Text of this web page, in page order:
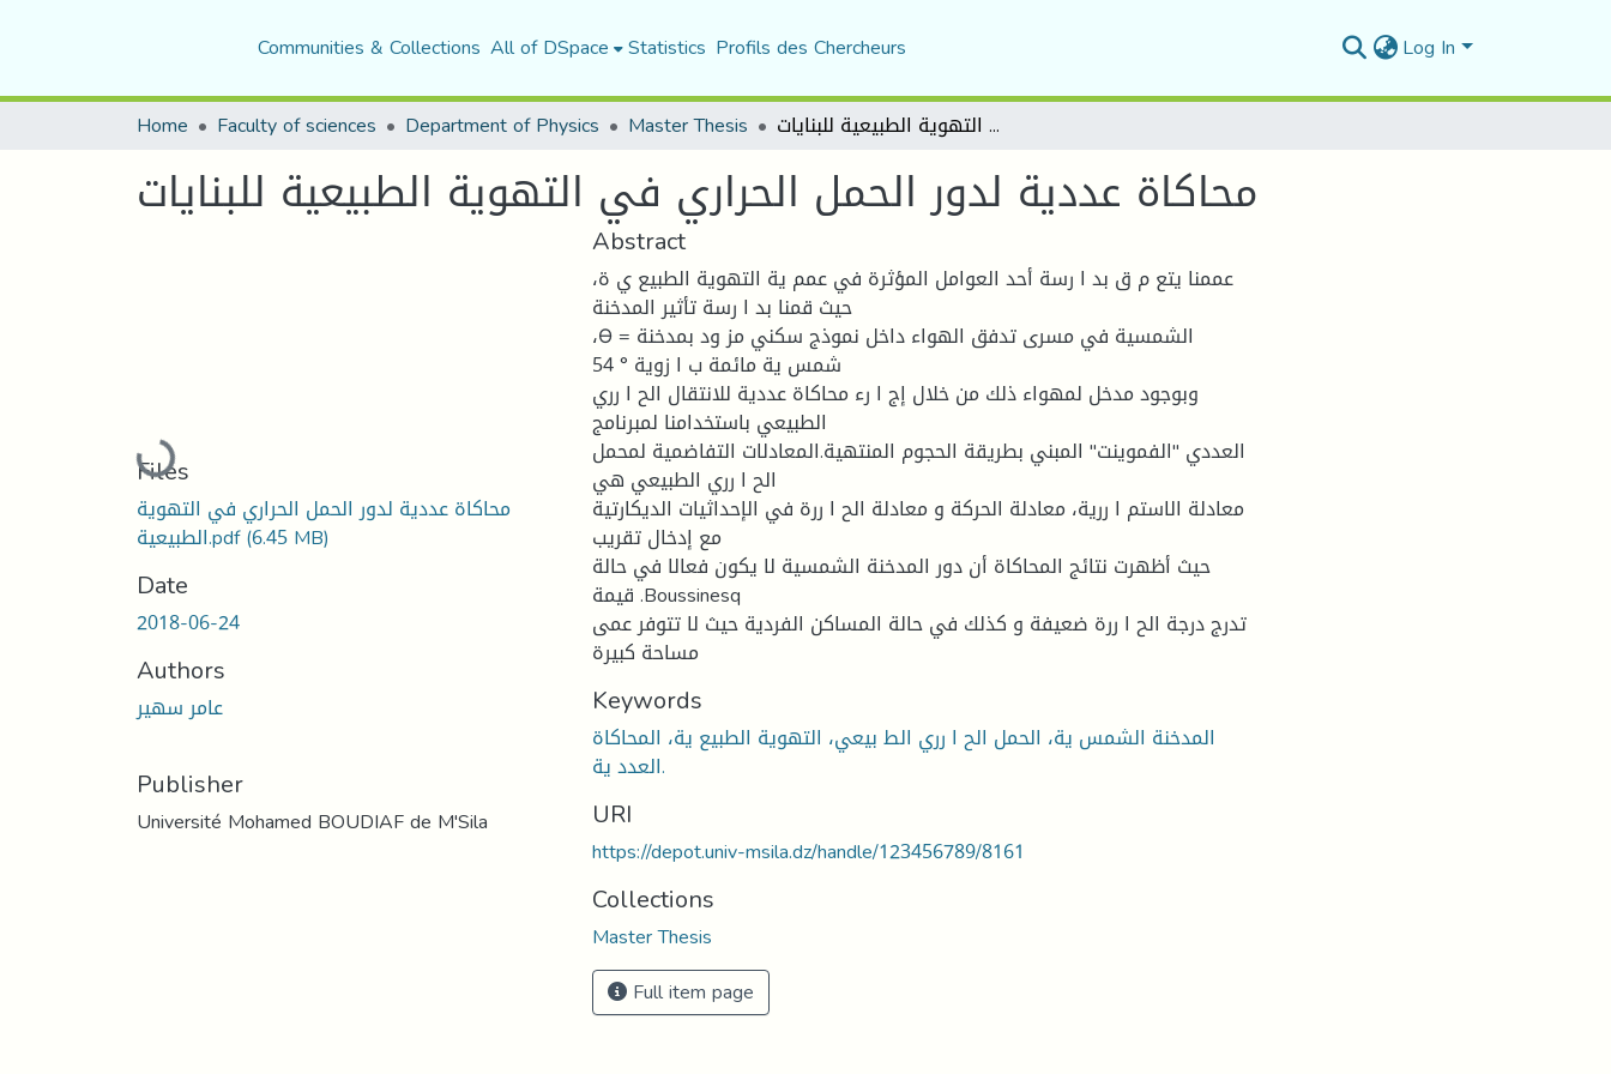
Communities & Collections All of DSpace Statistics Profils des Chercheurs Log In
Home Faculty of sciences Department of Physics Master Thesis محاكاة عددية لدور الحمل الحراري في التهوية الطبيعية للبنايات
محاكاة عددية لدور الحمل الحراري في التهوية الطبيعية للبنايات
Loading...
Files
محاكاة عددية لدور الحمل الحراري في التهوية
الطبيعية.pdf(6.45 MB)
Date
2018-06-24
Authors
عامر سهير
Publisher
Université Mohamed BOUDIAF de M'Sila
Abstract
عممنا يتع م ق بد ا رسة أحد العوامل المؤثرة في عمم ية التهوية الطبيع ي ة،
حيث قمنا بد ا رسة تأثير المدخنة
،Ɵ = الشمسية في مسرى تدفق الهواء داخل نموذج سكني مز ود بمدخنة
شمس ية مائمة ب ا زوية ° 54
وبوجود مدخل لمهواء ذلك من خلال إج ا رء محاكاة عددية للانتقال الح ا رري
الطبيعي باستخدامنا لمبرنامج
العددي "الفموينت" المبني بطريقة الحجوم المنتهية.المعادلات التفاضمية لمحمل
الح ا رري الطبيعي هي
معادلة الاستم ا ررية، معادلة الحركة و معادلة الح ا ررة في الإحداثيات الديكارتية
مع إدخال تقريب
حيث أظهرت نتائج المحاكاة أن دور المدخنة الشمسية لا يكون فعالا في حالة
قيمة .Boussinesq
تدرج درجة الح ا ررة ضعيفة و كذلك في حالة المساكن الفردية حيث لا تتوفر عمى
مساحة كبيرة
Keywords
المدخنة الشمس ية، الحمل الح ا رري الط بيعي، التهوية الطبيع ية، المحاكاة
العدد ية.
URI
https://depot.univ-msila.dz/handle/123456789/8161
Collections
Master Thesis
Full item page